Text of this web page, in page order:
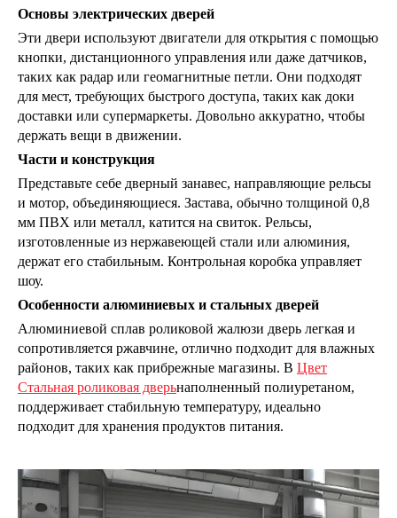
Основы электрических дверей
Эти двери используют двигатели для открытия с помощью
кнопки, дистанционного управления или даже датчиков,
таких как радар или геомагнитные петли. Они подходят
для мест, требующих быстрого доступа, таких как доки
доставки или супермаркеты. Довольно аккуратно, чтобы
держать вещи в движении.
Части и конструкция
Представьте себе дверный занавес, направляющие рельсы
и мотор, объединяющиеся. Застава, обычно толщиной 0,8
мм ПВХ или металл, катится на свиток. Рельсы,
изготовленные из нержавеющей стали или алюминия,
держат его стабильным. Контрольная коробка управляет
шоу.
Особенности алюминиевых и стальных дверей
Алюминиевой сплав роликовой жалюзи дверь легкая и
сопротивляется ржавчине, отлично подходит для влажных
районов, таких как прибрежные магазины. В Цвет
Стальная роликовая дверьнаполненный полиуретаном,
поддерживает стабильную температуру, идеально
подходит для хранения продуктов питания.